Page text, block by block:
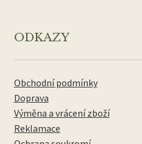
ODKAZY
Obchodní podmínky
Doprava
Výměna a vrácení zboží
Reklamace